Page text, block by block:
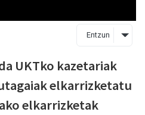
Entzun
UKTko kazetariak
elkarrizketatu
elkarrizketak